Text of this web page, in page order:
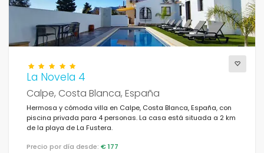
La Novela 4
Calpe, Costa Blanca, España
Hermosa y cómoda villa en Calpe, Costa Blanca, España, con
piscina privada para 4 personas. La casa está situada a 2 km
de la playa de La Fustera.
Precio por día desde: € 177